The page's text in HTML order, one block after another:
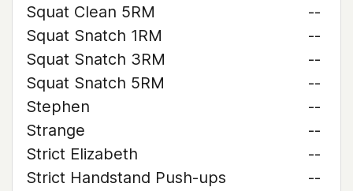
Squat Clean 5RM
--
Squat Snatch 1RM
--
Squat Snatch 3RM
--
Squat Snatch 5RM
--
Stephen
--
Strange
--
Strict Elizabeth
--
Strict Handstand Push-ups
--